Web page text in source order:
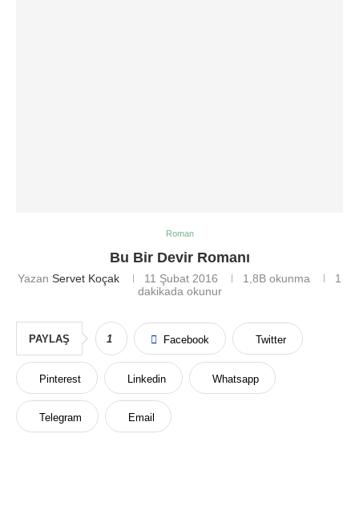
Roman
Bu Bir Devir Romanı
Yazan Servet Koçak 11 Şubat 2016 1,8B okunma
1
dakikada okunur
PAYLAŞ 1 Facebook Twitter
Pinterest Linkedin Whatsapp
Telegram Email